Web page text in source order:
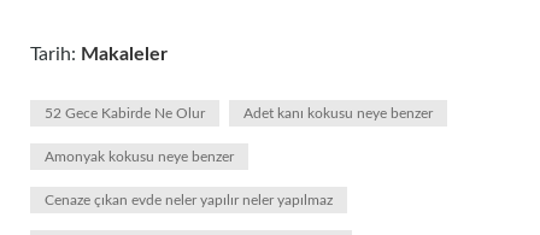
Tarih: Makaleler
52 Gece Kabirde Ne Olur Adet kanı kokusu neye benzer
Amonyak kokusu neye benzer
Cenaze çıkan evde neler yapılır neler yapılmaz